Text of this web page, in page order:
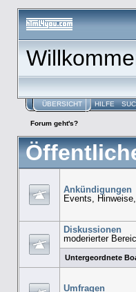
ÜBERSICHT HILFE
Forum geht's?
Ankündigungen
Events,
Diskussionen
moderierter
Untergeordnete
Umfragen